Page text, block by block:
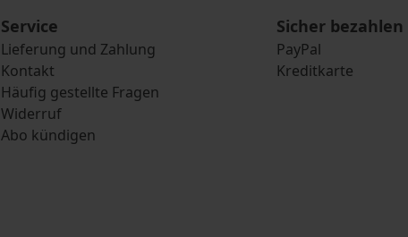
Service
Lieferung und Zahlung
Kontakt
Häufig gestellte Fragen
Widerruf
Abo kündigen
Sicher bezahlen
PayPal
Kreditkarte